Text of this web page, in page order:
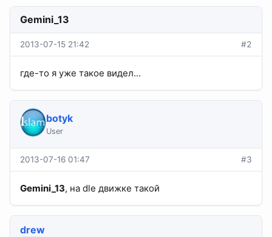
Gemini_13
2013-07-15 21:42 #2
где-то я уже такое видел...
botyk
User
2013-07-16 01:47 #3
Gemini_13, на dle движке такой
drew